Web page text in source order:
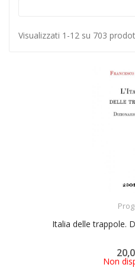
Visualizzati 1-12 su 703
Italia delle trappole.
Non